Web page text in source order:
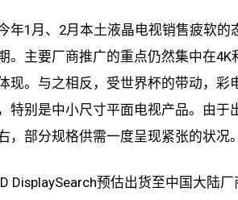
年1月、2月本土液晶电视销售疲软
。主要厂商推广的重点仍然集中在
现。与之相反，受世界杯的带动，彩
特别是中小尺寸平面电视产品。由于
，部分规格供需一度呈现紧张的状况。
DisplaySearch预估出货至中国大陆